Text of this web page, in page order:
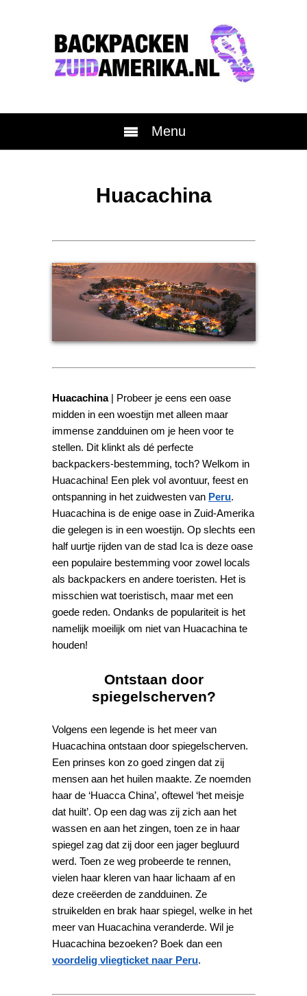
Menu
Huacachina
Huacachina| Probeer je eens een oase
midden in een woestijn met alleen maar
immense zandduinen om je heen voor te
stellen. Dit klinkt als dé perfecte
backpackers-bestemming, toch? Welkom in
Huacachina! Een plek vol avontuur, feest en
ontspanning in het zuidwesten van Peru.
Huacachina is de enige oase in Zuid-Amerika
die gelegen is in een woestijn. Op slechts een
half uurtje rijden van de stad Ica is deze oase
een populaire bestemming voor zowel locals
als backpackers en andere toeristen. Het is
misschien wat toeristisch, maar met een
goede reden. Ondanks de populariteit is het
namelijk moeilijk om niet van Huacachina te
houden!
Ontstaan door
spiegelscherven?
Volgens een legende is het meer van
Huacachina ontstaan door spiegelscherven.
Een prinses kon zo goed zingen dat zij
mensen aan het huilen maakte. Ze noemden
haar de ‘Huacca China’, oftewel ‘het meisje
dat huilt’. Op een dag was zij zich aan het
wassen en aan het zingen, toen ze in haar
spiegel zag dat zij door een jager begluurd
werd. Toen ze weg probeerde te rennen,
vielen haar kleren van haar lichaam af en
deze creëerden de zandduinen. Ze
struikelden en brak haar spiegel, welke in het
meer van Huacachina veranderde. Wil je
Huacachina bezoeken? Boek dan een
voordelig vliegticket naar Peru.